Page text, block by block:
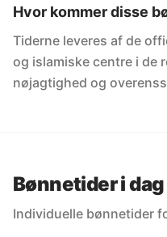
Hvor kommer disse
Tiderne leveres af de
og islamiske centre i de
nøjagtighed og
Bønnetider i
Individuelle bønnetider